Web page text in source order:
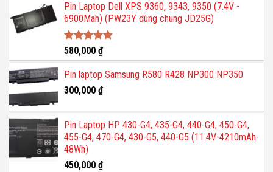
Pin Laptop Dell XPS 9360, 9343, 9350 (7.4V -
6900Mah) (PW23Y dùng chung JD25G)
Được xếp
hạng5.00
5 sao
580,000 ₫
Pin laptop Samsung R580 R428 NP300 NP350
300,000 ₫
Pin Laptop HP 430-G4, 435-G4, 440-G4, 450-G4,
455-G4, 470-G4, 430-G5, 440-G5 (11.4V-4210mAh-
48Wh)
450,000 ₫